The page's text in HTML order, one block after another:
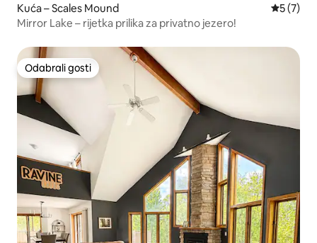
Kuća – Scales Mound
5 (7)
Mirror Lake – rijetka prilika za privatno jezero!
Odabrali gosti
Odabrali gosti